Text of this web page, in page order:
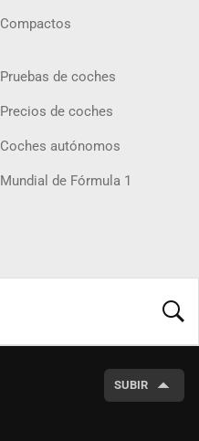
Compactos
Pruebas de coches
Precios de coches
Coches autónomos
Mundial de Fórmula 1
SUBIR